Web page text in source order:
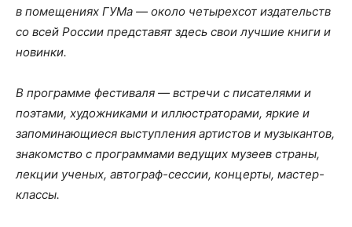
в помещениях ГУМа — около четырехсот издательств
со всей России представят здесь свои лучшие книги и
новинки.
В программе фестиваля — встречи с писателями и
поэтами, художниками и иллюстраторами, яркие и
запоминающиеся выступления артистов и музыкантов,
знакомство с программами ведущих музеев страны,
лекции ученых, автограф-сессии, концерты, мастер-
классы.